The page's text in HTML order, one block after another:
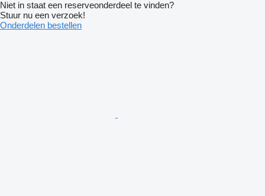
Niet in staat een reserveonderdeel te vinden?
Stuur nu een verzoek!
Onderdelen bestellen